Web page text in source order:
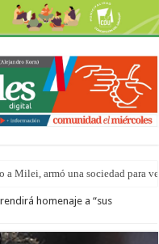
a Milei, armó una sociedad para
homenaje a “sus